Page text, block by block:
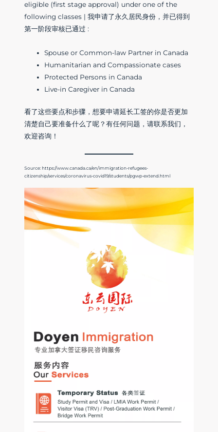
eligible (first stage approval) under one of the
following classes | 我申请了永久居民身份，并已得到
第一阶段审核已通过 :
Spouse or Common-law Partner in Canada
Humanitarian and Compassionate cases
Protected Persons in Canada
Live-in Caregiver in Canada
看了这些要点和步骤，想要申请延长工签的你是否更加
清楚自己要准备什么了呢？有任何问题，请联系我们，
欢迎咨询！
Source: https://www.canada.ca/en/immigration-refugees-
citizenship/services/coronavirus-covid19/students/pgwp-extend.html